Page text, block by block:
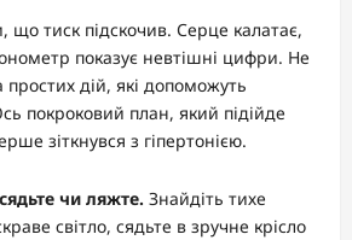
що тиск підскочив. Серце калатає,
показує невтішні цифри. Не
простих дій, які допоможуть
покроковий план, який підійде
зіткнувся з гіпертонією.
чи ляжте. Знайдіть тихе
світло, сядьте в зручне крісло